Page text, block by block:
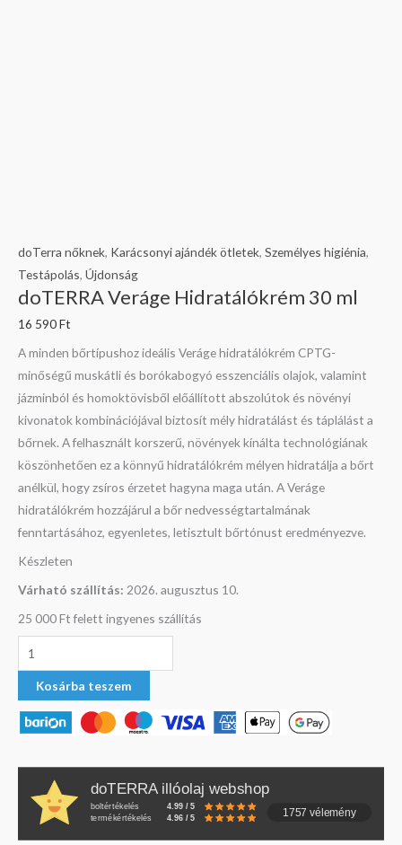
doTerra nőknek, Karácsonyi ajándék ötletek, Személyes higiénia,
Testápolás, Újdonság
doTERRA Veráge Hidratálókrém 30 ml
16 590Ft
A minden bőrtípushoz ideális Veráge hidratálókrém CPTG-
minőségű muskátli és borókabogyó esszenciális olajok, valamint
jázminból és homoktövisből előállított abszolútok és növényi
kivonatok kombinációjával biztosít mély hidratálást és táplálást a
bőrnek. A felhasznált korszerű, növények kínálta technológiának
köszönhetően ez a könnyű hidratálókrém mélyen hidratálja a bőrt
anélkül, hogy zsíros érzetet hagyna maga után. A Veráge
hidratálókrém hozzájárul a bőr nedvességtartalmának
fenntartásához, egyenletes, letisztult bőrtónust eredményezve.
Készleten
Várható szállítás: 2026. augusztus 10.
25 000 Ft felett ingyenes szállítás
Kosárba teszem
doTERRA illóolaj webshop
boltértékelés 4.99 / 5
termékértékelés 4.96 / 5 1757 vélemény